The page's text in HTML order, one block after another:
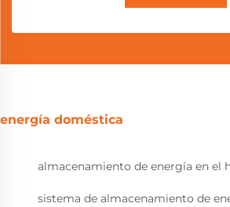
energía doméstica
almacenamiento de energía en el
sistema de almacenamiento de